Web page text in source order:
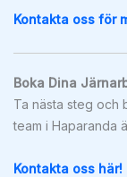
Kontakta oss för
Boka Dina
Ta nästa steg och
team i Haparanda
Kontakta oss här!